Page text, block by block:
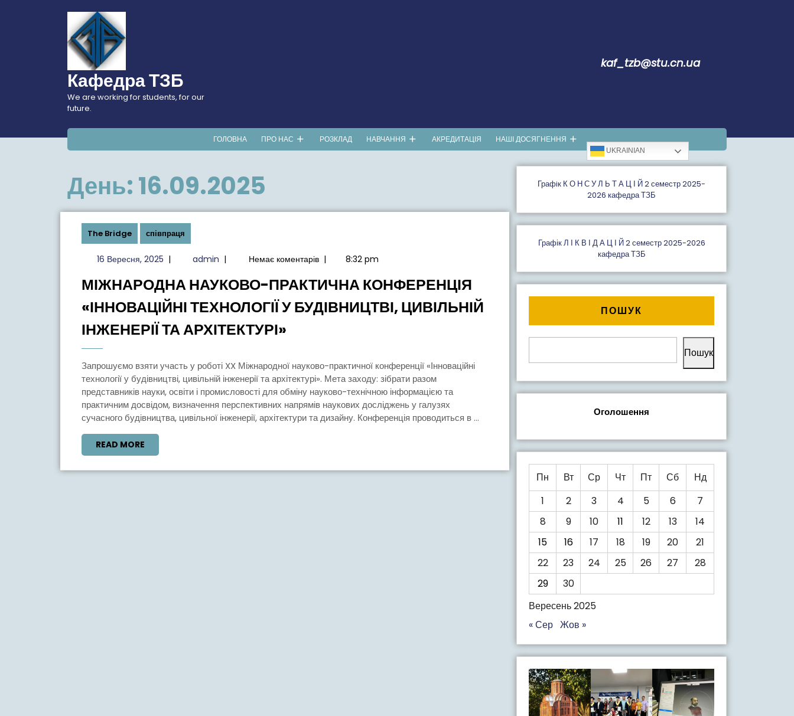
Кафедра ТЗБ
We are working for students, for our
future.
kaf_tzb@stu.cn.ua
ГОЛОВНА ПРО НАС РОЗКЛАД НАВЧАННЯ АКРЕДИТАЦІЯ НАШІ ДОСЯГНЕННЯ
UKRAINIAN
День:16.09.2025
The Bridge співпраця
16 Вересня, 202516
2025
| admin admin
| Немає коментарів | 8:32 pm
МІЖНАРОДНА НАУКОВО-ПРАКТИЧНА КОНФЕРЕНЦІЯ
«ІННОВАЦІЙНІ ТЕХНОЛОГІЇ У БУДІВНИЦТВІ, ЦИВІЛЬНІЙ
ІНЖЕНЕРІЇ ТА АРХІТЕКТУРІ»
ПРАКТИЧНА
КОНФЕРЕНЦІЯ
«ІННОВАЦІЙНІ
ТЕХНОЛОГІЇ
ЦИВІЛЬНІЙ
Запрошуємо взяти участь у роботі XX Міжнародної науково-практичної конференції «Інноваційні
технології у будівництві, цивільній інженерії та архітектурі». Мета заходу: зібрати разом
представників науки, освіти і промисловості для обміну науково-технічною інформацією та
практичним досвідом, визначення перспективних напрямів наукових досліджень у галузях
сучасного будівництва, цивільної інженерії, архітектури та дизайну. Конференція проводиться в ...
READ MORE
MORE
Графiк К О Н С У Л Ь Т А Ц І Й 2 семестр 2025-
2026 кафедра ТЗБ
Графік Л І К В І Д А Ц І Й 2 семестр 2025-2026
кафедра ТЗБ
ПОШУК
Пошук
Оголошення
Вересень 2025
Пн Вт Ср Чт Пт Сб
Нд
1
2 3 4 5 6
7
8
9 10 11 12 13
14
15
16 17 18 19 20
21
22
23 24 25 26 27
28
29
30
« Сер Жов »